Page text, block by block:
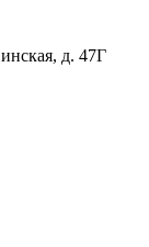
д. 47Г